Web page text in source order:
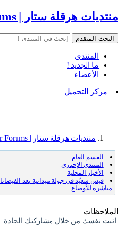
منتديات هرقلة ستار | Hergla Star Forums
المنتدى
ما الجديد !
الأعضاء
مركز التحميل
منتديات هرقلة ستار | Hergla Star Forums
القسم العام
المنتدى الإخباري
الأخبار المحلية
قيس سعيّد في جولة ميدانية بعد
مباشرة للأوضاع
الملاحظات
اثبت نفسك من خلال مشاركتك الجادة